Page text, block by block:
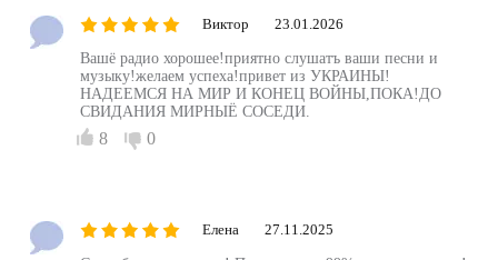
Виктор 23.01.2026
Вашё радио хорошее!приятно слушатъ ваши песни и
музыку!желаем успеха!привет из УКРАИНЫ!
НАДЕЕМСЯ НА МИР И КОНЕЦ ВОЙНЫ,ПОКА!ДО
СВИДАНИЯ МИРНЫЁ СОСЕДИ.
8 0
Елена 27.11.2025